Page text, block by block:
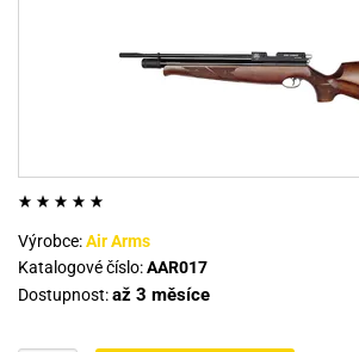
DETEKTORY KOVŮ
Výrobce:Air Arms
Katalogové číslo:AAR017
Dostupnost:až 3 měsíce